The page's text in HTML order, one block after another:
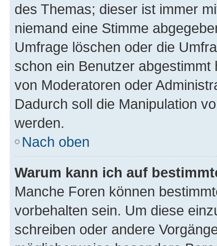
des Themas; dieser ist immer
niemand eine Stimme
Umfrage löschen oder die
schon ein Benutzer
von Moderatoren oder
Dadurch soll die Manipulation
werden.
Nach oben
Warum kann ich auf
Manche Foren können
vorbehalten sein. Um diese
schreiben oder andere